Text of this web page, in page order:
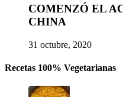
COMENZÓ EL
CHINA
31 octubre, 2020
Recetas 100% Vegetarianas